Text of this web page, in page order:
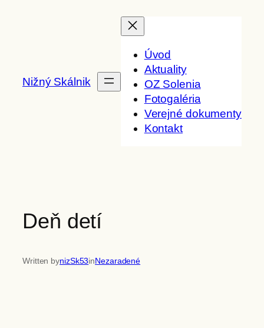
Nižný Skálnik
Úvod
Aktuality
OZ Solenia
Fotogaléria
Verejné dokumenty
Kontakt
Deň detí
Written bynizSk53inNezaradené